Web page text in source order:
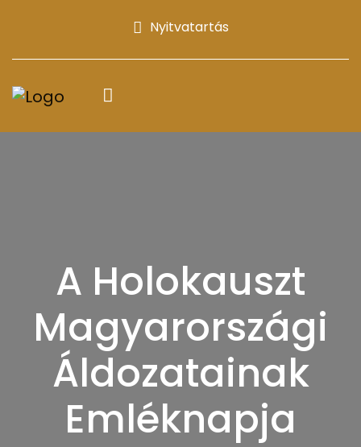
Nyitvatartás
A Holokauszt
Magyarországi
Áldozatainak
Emléknapja